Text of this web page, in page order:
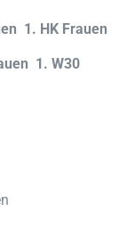
1. HK Frauen
1. W30